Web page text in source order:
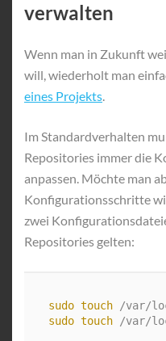
verwalten
Wenn man in Zukunft
will, wiederholt man
eines Projekts.
Im Standardverhalten
Repositories immer die
anpassen. Möchte man
Konfigurationsschritte
zwei
Repositories gelten:
sudo touch
sudo touch